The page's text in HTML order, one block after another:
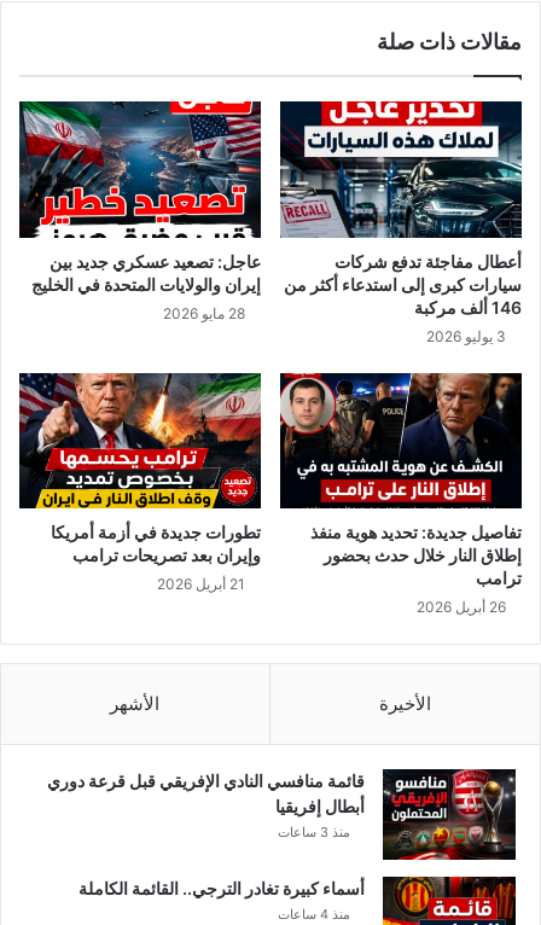
أرجاء المنزل. أن تأتي بها وتدس أنفها فيما أقدمت عليه. وأخشى أن
ما سيفعله بوتين بأوروبا يشبه هذا الإجراء بالتحديد، وهو ما سيستمر
مقالات ذات صلة
أعطال مفاجئة تدفع شركات
سيارات كبرى إلى استدعاء أكثر من
146 ألف مركبة
3 يوليو 2026
عاجل: تصعيد عسكري جديد بين
إيران والولايات المتحدة في الخليج
28 مايو 2026
تفاصيل جديدة: تحديد هوية منفذ
إطلاق النار خلال حدث بحضور
ترامب
26 أبريل 2026
تطورات جديدة في أزمة أمريكا
وإيران بعد تصريحات ترامب
21 أبريل 2026
الأخيرة الأشهر
قائمة منافسي النادي الإفريقي قبل قرعة دوري
أبطال إفريقيا
منذ 3 ساعات
أسماء كبيرة تغادر الترجي.. القائمة الكاملة
منذ 4 ساعات